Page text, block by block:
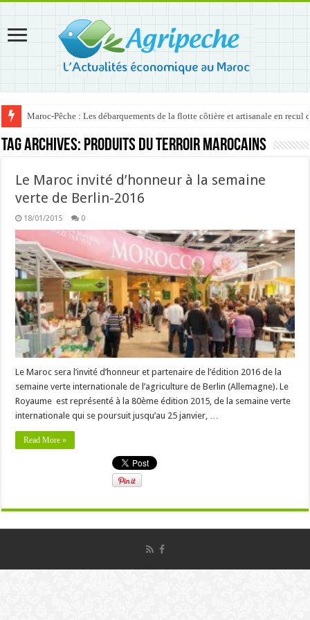
Maroc-Pêche : Les débarquements de la flotte côtière et artisanale en recul
Tag Archives: produits du terroir marocains
Le Maroc invité d’honneur à la semaine
verte de Berlin-2016
18/01/2015 0
Le Maroc sera l’invité d’honneur et partenaire de l’édition 2016 de la
semaine verte internationale de l’agriculture de Berlin (Allemagne). Le
Royaume est représenté à la 80ème édition 2015, de la semaine verte
internationale qui se poursuit jusqu’au 25 janvier, …
Read More »